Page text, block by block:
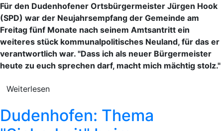
Für den Dudenhofener Ortsbürgermeister Jürgen Hook
(SPD) war der Neujahrsempfang der Gemeinde am
Freitag fünf Monate nach seinem Amtsantritt ein
weiteres stück kommunalpolitisches Neuland, für das er
verantwortlich war. "Dass ich als neuer Bürgermeister
heute zu euch sprechen darf, macht mich mächtig stolz."
Weiterlesen
Dudenhofen: Thema